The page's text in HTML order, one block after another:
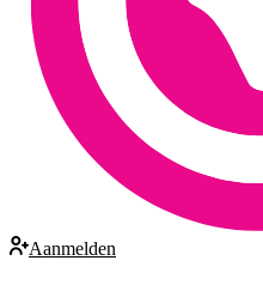
Aanmelden